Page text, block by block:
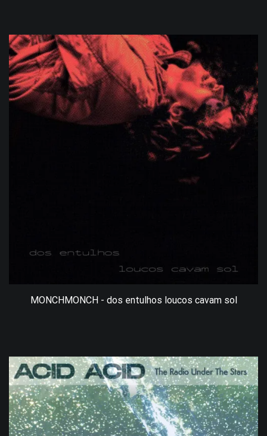
MONCHMONCH - dos entulhos loucos cavam sol